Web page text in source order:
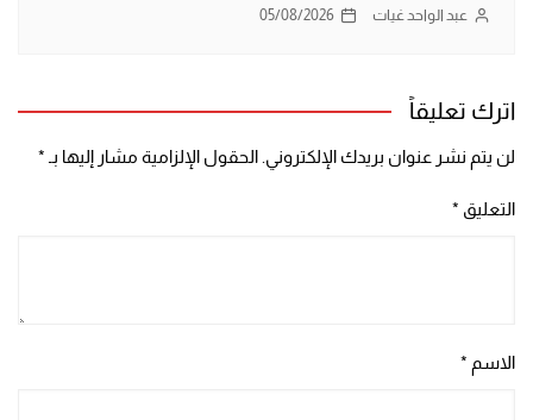
عبد الواحد غيات 05/08/2026
اترك تعليقاً
لن يتم نشر عنوان بريدك الإلكتروني. الحقول الإلزامية مشار إليها بـ *
التعليق *
الاسم *